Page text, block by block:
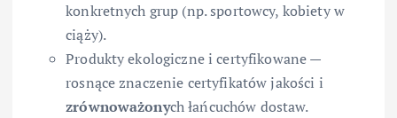
konkretnych grup (np. sportowcy, kobiety w
ciąży).
Produkty ekologiczne i certyfikowane —
rosnące znaczenie certyfikatów jakości i
zrównoważonych łańcuchów dostaw.